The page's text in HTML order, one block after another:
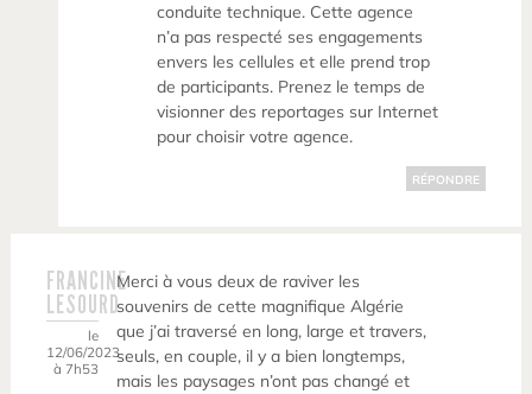
conduite technique. Cette agence
n’a pas respecté ses engagements
envers les cellules et elle prend trop
de participants. Prenez le temps de
visionner des reportages sur Internet
pour choisir votre agence.
RÉPONDRE
FRANCINE
LESOURD
le
12/06/2023
à 7h53
Merci à vous deux de raviver les
souvenirs de cette magnifique Algérie
que j’ai traversé en long, large et travers,
seuls, en couple, il y a bien longtemps,
mais les paysages n’ont pas changé et